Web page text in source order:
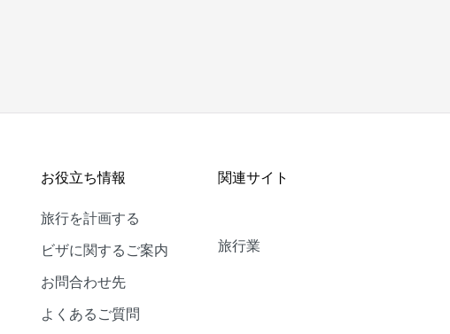
お役立ち情報
旅行を計画する
ビザに関するご案内
お問合わせ先
よくあるご質問
関連サイト
旅行業